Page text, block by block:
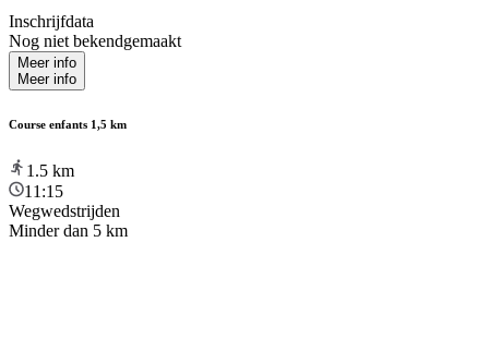
Inschrijfdata
Nog niet bekendgemaakt
Meer info
Meer info
Course enfants 1,5 km
1.5 km
11:15
Wegwedstrijden
Minder dan 5 km